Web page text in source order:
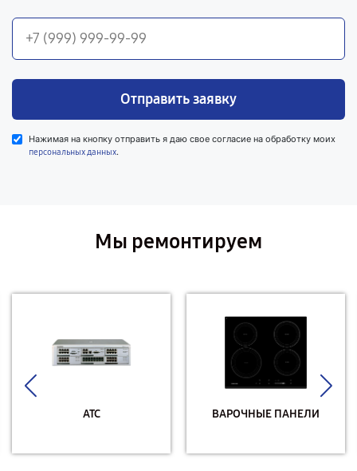
Отправить заявку
Нажимая на кнопку отправить я даю свое согласие на обработку моих
персональных данных.
Мы ремонтируем
АТС ВАРОЧНЫЕ ПАНЕЛИ